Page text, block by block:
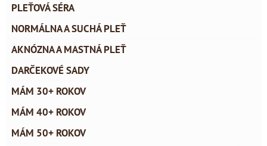
PLEŤOVÁ SÉRA
NORMÁLNA A SUCHÁ PLEŤ
AKNÓZNA A MASTNÁ PLEŤ
DARČEKOVÉ SADY
MÁM 30+ ROKOV
MÁM 40+ ROKOV
MÁM 50+ ROKOV